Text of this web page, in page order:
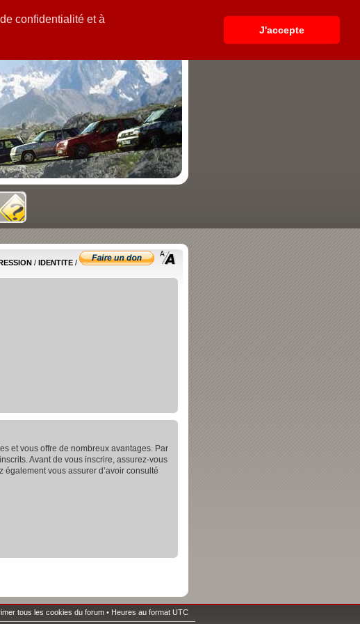
confidentialité et à
J'accepte
/ IDENTITE /
et vous offre de nombreux avantages. Par
Avant de vous inscrire, assurez-vous
vous assurer d’avoir consulté
tous les cookies du forum • Heures au format UTC